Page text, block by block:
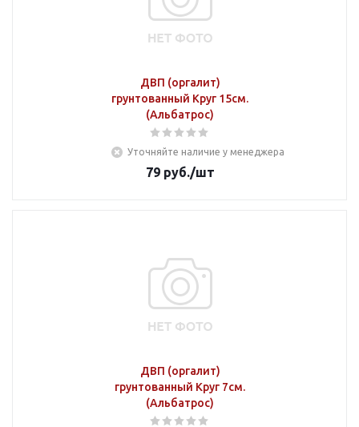
ДВП (оргалит)
грунтованный Круг 15см.
(Альбатрос)
Уточняйте наличие у менеджера
79руб./шт
ДВП (оргалит)
грунтованный Круг 7см.
(Альбатрос)